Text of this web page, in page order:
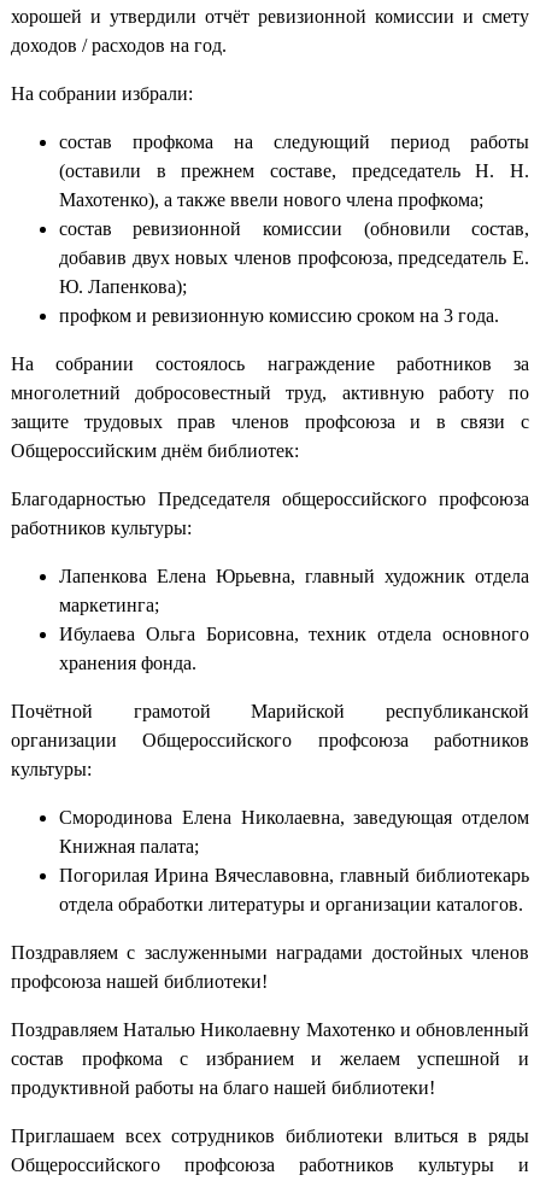
хорошей и утвердили отчёт ревизионной комиссии и смету
доходов / расходов на год.
На собрании избрали:
состав профкома на следующий период работы
(оставили в прежнем составе, председатель Н. Н.
Махотенко), а также ввели нового члена профкома;
состав ревизионной комиссии (обновили состав,
добавив двух новых членов профсоюза, председатель Е.
Ю. Лапенкова);
профком и ревизионную комиссию сроком на 3 года.
На собрании состоялось награждение работников за
многолетний добросовестный труд, активную работу по
защите трудовых прав членов профсоюза и в связи с
Общероссийским днём библиотек:
Благодарностью Председателя общероссийского профсоюза
работников культуры:
Лапенкова Елена Юрьевна, главный художник отдела
маркетинга;
Ибулаева Ольга Борисовна, техник отдела основного
хранения фонда.
Почётной грамотой Марийской республиканской
организации Общероссийского профсоюза работников
культуры:
Смородинова Елена Николаевна, заведующая отделом
Книжная палата;
Погорилая Ирина Вячеславовна, главный библиотекарь
отдела обработки литературы и организации каталогов.
Поздравляем с заслуженными наградами достойных членов
профсоюза нашей библиотеки!
Поздравляем Наталью Николаевну Махотенко и обновленный
состав профкома с избранием и желаем успешной и
продуктивной работы на благо нашей библиотеки!
Приглашаем всех сотрудников библиотеки влиться в ряды
Общероссийского профсоюза работников культуры и